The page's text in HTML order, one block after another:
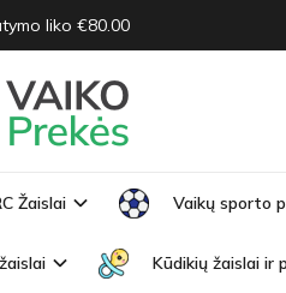
liko €80.00
Žaislai Vaikų sporto
Kūdikių žaislai ir
Prekės kodas:
Turimas kiekis:
Išparduota
Zabawka edukacyjna